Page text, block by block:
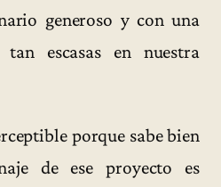
generoso y con una
escasas en nuestra
porque sabe bien
de ese proyecto es